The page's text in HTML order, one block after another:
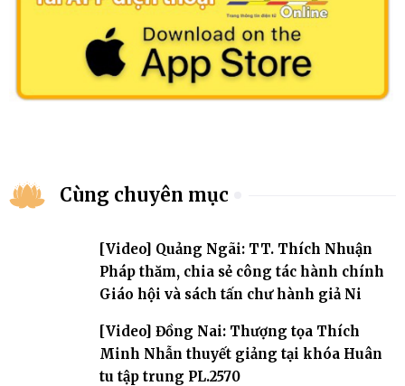
Cùng chuyên mục
[Video] Quảng Ngãi: TT. Thích Nhuận
Pháp thăm, chia sẻ công tác hành chính
Giáo hội và sách tấn chư hành giả Ni
[Video] Đồng Nai: Thượng tọa Thích
Minh Nhẫn thuyết giảng tại khóa Huân
tu tập trung PL.2570